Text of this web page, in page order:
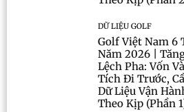
DỮ LIỆU GOLF
Golf Việt Nam 6
Năm 2026 |
Lệch Pha: Vốn
Tích Đi Trước,
Dữ Liệu Vận
Theo Kịp (Phần